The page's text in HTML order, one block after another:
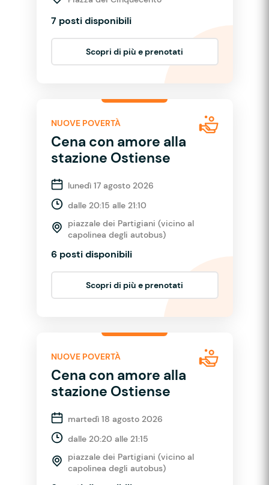
7 posti disponibili
Scopri di più e prenotati
NUOVE POVERTÀ
Cena con amore alla
stazione Ostiense
lunedì 17 agosto 2026
dalle 20:15 alle 21:10
piazzale dei Partigiani (vicino al
capolinea degli autobus)
6 posti disponibili
Scopri di più e prenotati
NUOVE POVERTÀ
Cena con amore alla
stazione Ostiense
martedì 18 agosto 2026
dalle 20:20 alle 21:15
piazzale dei Partigiani (vicino al
capolinea degli autobus)